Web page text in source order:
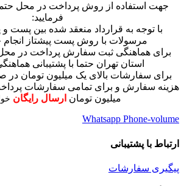
جهت استفاده از روش پرداخت در محل
فرمایید:
با توجه به قرارداد منعقد شده بین پست
مرسولات با روش پست پیشتاز
برای هماهنگی ثبت سفارش پرداخت در
استان تهران حتما با پشتیبانی
برای سفارشات بالای یک میلیون تومان
میلیون تومان ارسال رایگان
Whatsapp Phone-volume
ارتباط با پشتیبانی
پیگیری سفارشات